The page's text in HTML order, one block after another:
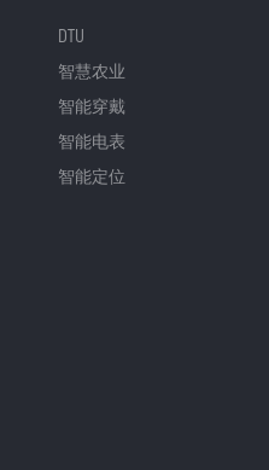
DTU
智慧农业
智能穿戴
智能电表
智能定位